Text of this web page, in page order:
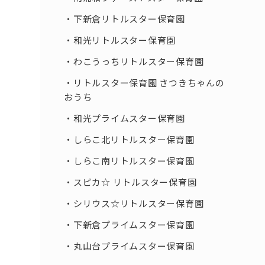
下新倉リトルスター保育園
和光リトルスター保育園
わこうっちリトルスター保育園
リトルスター保育園 さつきちゃんの
おうち
和光プライムスター保育園
しらこ北リトルスター保育園
しらこ南リトルスター保育園
スピカ☆ リトルスター保育園
シリウス☆リトルスター保育園
下新倉プライムスター保育園
丸山台プライムスター保育園